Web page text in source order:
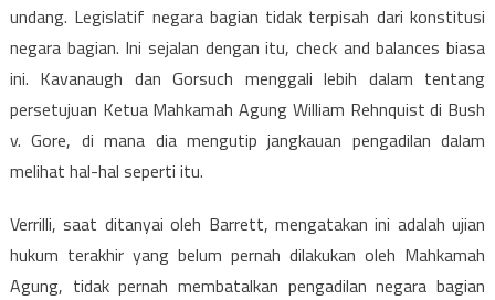
undang. Legislatif negara bagian tidak terpisah dari konstitusi
negara bagian. Ini sejalan dengan itu, check and balances biasa
ini. Kavanaugh dan Gorsuch menggali lebih dalam tentang
persetujuan Ketua Mahkamah Agung William Rehnquist di Bush
v. Gore, di mana dia mengutip jangkauan pengadilan dalam
melihat hal-hal seperti itu.
Verrilli, saat ditanyai oleh Barrett, mengatakan ini adalah ujian
hukum terakhir yang belum pernah dilakukan oleh Mahkamah
Agung, tidak pernah membatalkan pengadilan negara bagian